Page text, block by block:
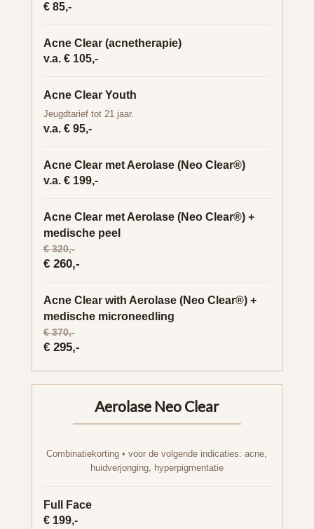
€ 85,-
Acne Clear (acnetherapie)
v.a. € 105,-
Acne Clear Youth
Jeugdtarief tot 21 jaar.
v.a. € 95,-
Acne Clear met Aerolase (Neo Clear®)
v.a. € 199,-
Acne Clear met Aerolase (Neo Clear®) +
medische peel
€ 320,-
€ 260,-
Acne Clear with Aerolase (Neo Clear®) +
medische microneedling
€ 370,-
€ 295,-
Aerolase Neo Clear
Combinatiekorting • voor de volgende indicaties: acne,
huidverjonging, hyperpigmentatie
Full Face
€ 199,-